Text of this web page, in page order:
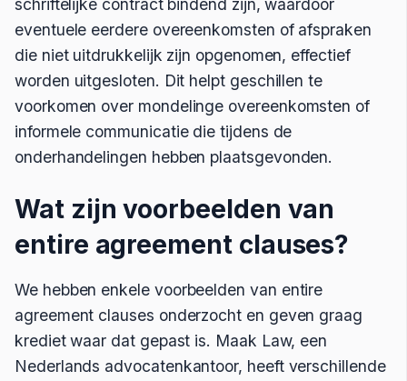
schriftelijke contract bindend zijn, waardoor
eventuele eerdere overeenkomsten of afspraken
die niet uitdrukkelijk zijn opgenomen, effectief
worden uitgesloten. Dit helpt geschillen te
voorkomen over mondelinge overeenkomsten of
informele communicatie die tijdens de
onderhandelingen hebben plaatsgevonden.
Wat zijn voorbeelden van
entire agreement clauses?
We hebben enkele voorbeelden van entire
agreement clauses onderzocht en geven graag
krediet waar dat gepast is. Maak Law, een
Nederlands advocatenkantoor, heeft verschillende